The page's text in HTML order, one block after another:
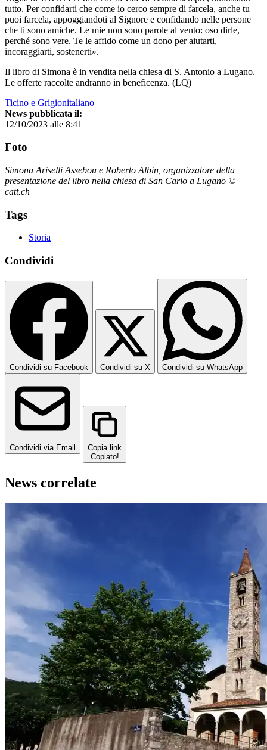
tutto. Per confidarti che come io cerco sempre di farcela, anche tu
puoi farcela, appoggiandoti al Signore e confidando nelle persone
che ti sono amiche. Le mie non sono parole al vento: oso dirle,
perché sono vere. Te le affido come un dono per aiutarti,
incoraggiarti, sostenerti».
Il libro di Simona è in vendita nella chiesa di S. Antonio a Lugano.
Le offerte raccolte andranno in beneficenza. (LQ)
Ticino e Grigionitaliano
News pubblicata il:
12/10/2023 alle 8:41
Foto
Simona Ariselli Assebou e Roberto Albin, organizzatore della
presentazione del libro nella chiesa di San Carlo a Lugano ©
catt.ch
Tags
Storia
Condividi
Condividi su Facebook Condividi su X Condividi su WhatsApp
Condividi via Email
Copia link
Copiato!
News correlate